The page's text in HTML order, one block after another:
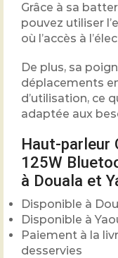
Grâce à sa
pouvez utiliser
où l’accès à
De plus, sa
déplacements
d’utilisation, ce
adaptée aux
Haut-parleur
125W
à Douala et
Disponible à
Disponible à
Paiement à la
desservies